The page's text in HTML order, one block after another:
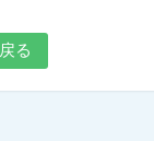
戻る